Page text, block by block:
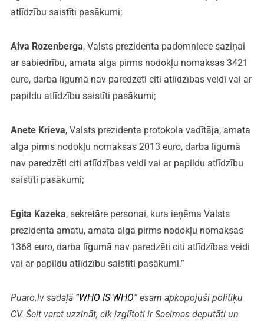
atlīdzību saistīti pasākumi;
Aiva Rozenberga, Valsts prezidenta padomniece saziņai
ar sabiedrību, amata alga pirms nodokļu nomaksas 3421
euro, darba līgumā nav paredzēti citi atlīdzības veidi vai ar
papildu atlīdzību saistīti pasākumi;
Anete Krieva, Valsts prezidenta protokola vadītāja, amata
alga pirms nodokļu nomaksas 2013 euro, darba līgumā
nav paredzēti citi atlīdzības veidi vai ar papildu atlīdzību
saistīti pasākumi;
Egita Kazeka, sekretāre personai, kura ieņēma Valsts
prezidenta amatu, amata alga pirms nodokļu nomaksas
1368 euro, darba līgumā nav paredzēti citi atlīdzības veidi
vai ar papildu atlīdzību saistīti pasākumi.”
Puaro.lv sadaļā “WHO IS WHO” esam apkopojuši politiķu
CV. Šeit varat uzzināt, cik izglītoti ir Saeimas deputāti un